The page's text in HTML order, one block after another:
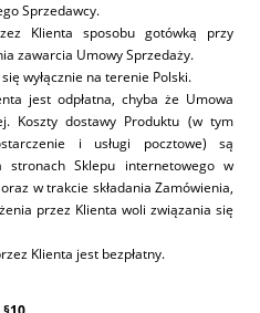
Sprzedawcy.
Klienta sposobu gotówką przy
zawarcia Umowy Sprzedaży.
wyłącznie na terenie Polski.
jest odpłatna, chyba że Umowa
Koszty dostawy Produktu (w tym
i usługi pocztowe) są
stronach Sklepu internetowego w
w trakcie składania Zamówienia,
przez Klienta woli związania się
Klienta jest bezpłatny.